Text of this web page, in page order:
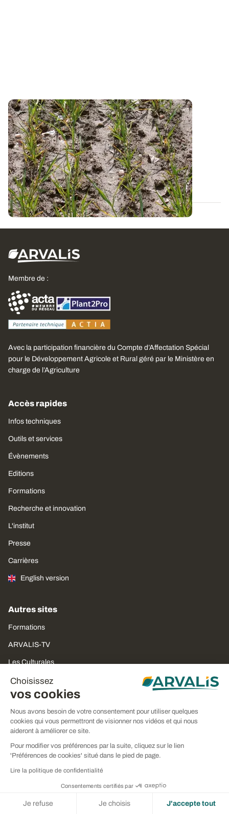
Choisissez
vos cookies
Nous avons besoin de votre consentement pour utiliser quelques
cookies qui vous permettront de visionner nos vidéos et qui nous
aideront à améliorer ce site.
Pour modifier vos préférences par la suite, cliquez sur le lien
'Préférences de cookies' situé dans le pied de page.
Lire la politique de confidentialité
Consentements certifiés par
Je refuse Je choisis J'accepte tout
PROJET TERMINÉ
PhosphoBio - Vers une gestion durable du
phosphore en AB
A partir d’un réseau de 200 parcelles conduites en
agriculture biologique, le projet...
18 MARS 2021
Membre de :
Avec la participation financière du Compte d’Affectation Spécial
pour le Développement Agricole et Rural géré par le Ministère en
charge de l’Agriculture
Accès rapides
Infos techniques
Outils et services
Évènements
Editions
Formations
Recherche et innovation
L'institut
Presse
Carrières
English version
Autres sites
Formations
ARVALIS-TV
Les Culturales
Perspectives Agricoles
Actions ARVALIS
Suivez nous :
S'inscrire